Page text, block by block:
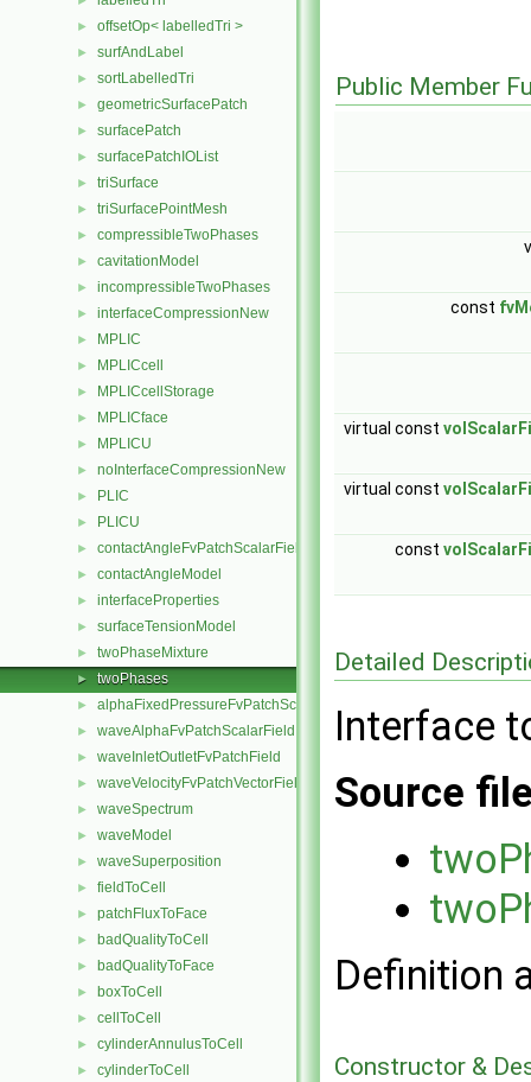
► offsetOp< labelledTri >
► surfAndLabel
► sortLabelledTri
► geometricSurfacePatch
► surfacePatch
► surfacePatchIOList
► triSurface
► triSurfacePointMesh
► compressibleTwoPhases
► cavitationModel
► incompressibleTwoPhases
► interfaceCompressionNew
► MPLIC
► MPLICcell
► MPLICcellStorage
► MPLICface
► MPLICU
► noInterfaceCompressionNew
► PLIC
► PLICU
► contactAngleFvPatchScalarField
► contactAngleModel
► interfaceProperties
► surfaceTensionModel
► twoPhaseMixture
► twoPhases
► alphaFixedPressureFvPatchScalarField
► waveAlphaFvPatchScalarField
► waveInletOutletFvPatchField
► waveVelocityFvPatchVectorField
► waveSpectrum
► waveModel
► waveSuperposition
► fieldToCell
► patchFluxToFace
► badQualityToCell
► badQualityToFace
► boxToCell
► cellToCell
► cylinderAnnulusToCell
► cylinderToCell
Public Member
const
virtual const
virtual const
const
Detailed
Interface
Source
Definition
Constructor &